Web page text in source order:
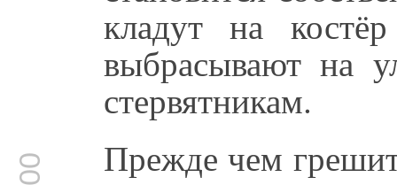
кладут на
выбрасывают на
стервятникам.
Прежде чем